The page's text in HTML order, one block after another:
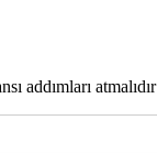
addımları atmalıdır